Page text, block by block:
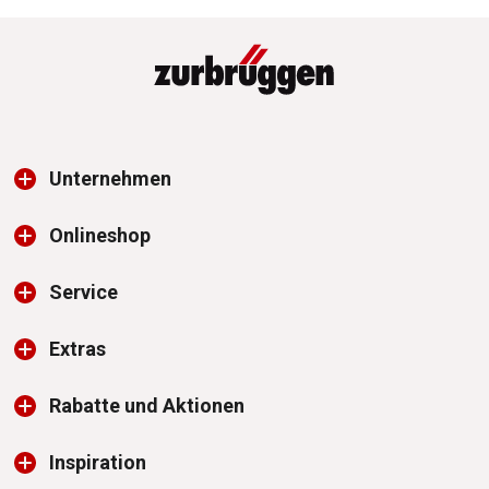
Unternehmen
Onlineshop
Service
Extras
Rabatte und Aktionen
Inspiration